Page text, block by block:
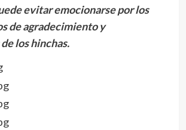
evitar emocionarse por los
de agradecimiento y
los hinchas.